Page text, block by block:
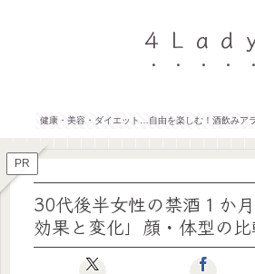
４Ｌａｄ
健康・美容・ダイエット…自由を楽しむ！酒飲みア
PR
30代後半女性の禁酒１か
効果と変化」顔・体型の比